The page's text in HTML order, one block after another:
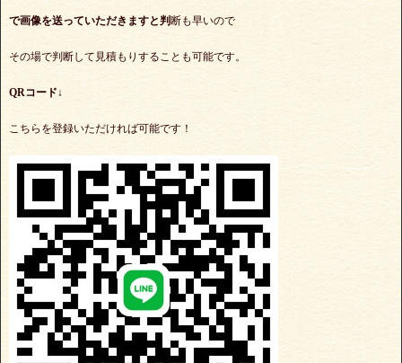
で画像を送っていただきますと判 断も早いので
その場で判断して見積もりすることも可能です。
QRコード↓
こちらを登録いただければ可能です！